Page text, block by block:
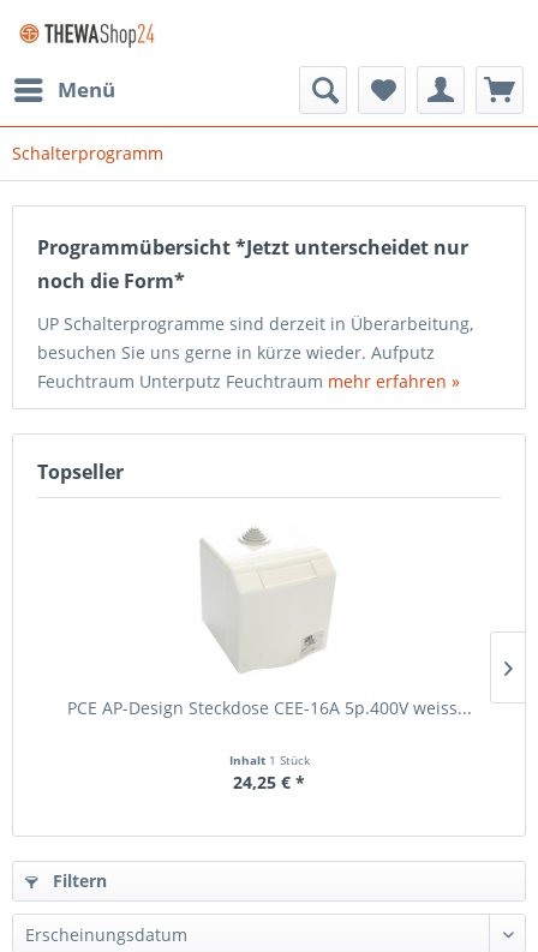
Menü
Schalterprogramm
Programmübersicht *Jetzt unterscheidet nur
noch die Form*
UP Schalterprogramme sind derzeit in Überarbeitung,
besuchen Sie uns gerne in kürze wieder. Aufputz
Feuchtraum Unterputz Feuchtraum mehr erfahren »
Topseller
PCE AP-Design Steckdose CEE-16A 5p.400V weiss...
Inhalt 1 Stück
24,25 € *
Filtern